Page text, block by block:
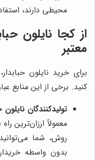
محیطی دارند،
از کجا نایلون
معتبر
برای خرید نایلون
کنید. برخی از این منابع
تولیدکنندگان نایلون
معمولاً ارزان‌ترین
روش، شما
بدون واسطه